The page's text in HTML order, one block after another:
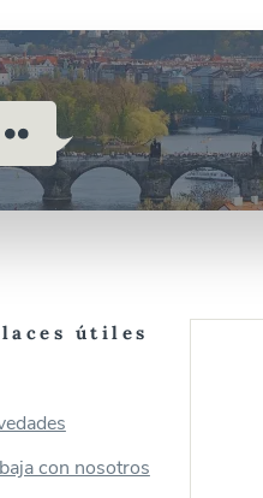
útiles
con nosotros